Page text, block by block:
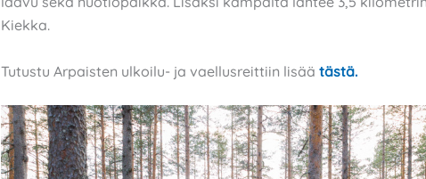
Kiekka.
Tutustu Arpaisten ulkoilu- ja vaellusreittiin lisää tästä.